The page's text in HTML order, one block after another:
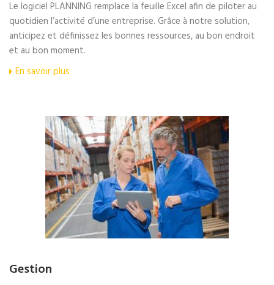
Le logiciel PLANNING remplace la feuille Excel afin de piloter au
quotidien l’activité d’une entreprise. Grâce à notre solution,
anticipez et définissez les bonnes ressources, au bon endroit
et au bon moment.
En savoir plus
Gestion